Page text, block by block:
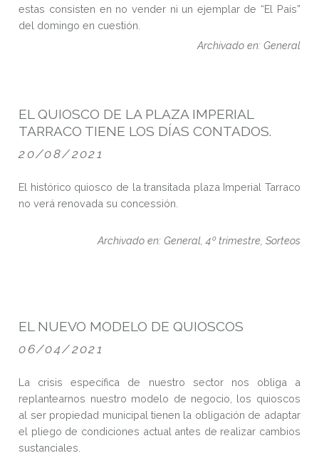
estas consisten en no vender ni un ejemplar de “El País”
del domingo en cuestión.
Archivado en: General
20/08/2021
EL QUIOSCO DE LA PLAZA IMPERIAL
TARRACO TIENE LOS DÍAS CONTADOS.
El histórico quiosco de la transitada plaza Imperial Tarraco
no verá renovada su concessión.
Archivado en: General, 4º trimestre, Sorteos
06/04/2021
EL NUEVO MODELO DE QUIOSCOS
La crisis específica de nuestro sector nos obliga a
replantearnos nuestro modelo de negocio, los quioscos
al ser propiedad municipal tienen la obligación de adaptar
el pliego de condiciones actual antes de realizar cambios
sustanciales.